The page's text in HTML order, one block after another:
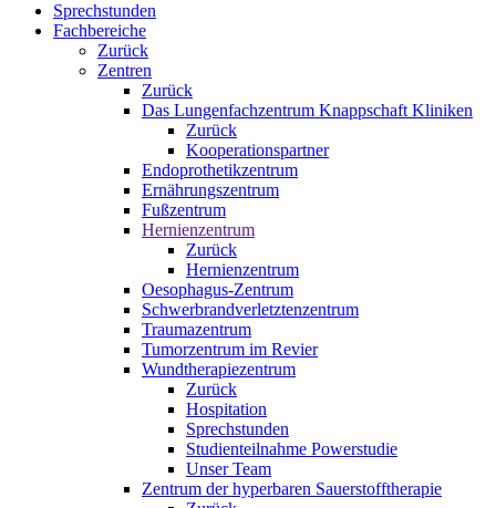
Sprechstunden
Fachbereiche
Zurück
Zentren
Zurück
Das Lungenfachzentrum Knappschaft Kliniken
Zurück
Kooperationspartner
Endoprothetikzentrum
Ernährungszentrum
Fußzentrum
Hernienzentrum
Zurück
Hernienzentrum
Oesophagus-Zentrum
Schwerbrandverletztenzentrum
Traumazentrum
Tumorzentrum im Revier
Wundtherapiezentrum
Zurück
Hospitation
Sprechstunden
Studienteilnahme Powerstudie
Unser Team
Zentrum der hyperbaren Sauerstofftherapie